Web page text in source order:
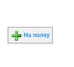
На полку